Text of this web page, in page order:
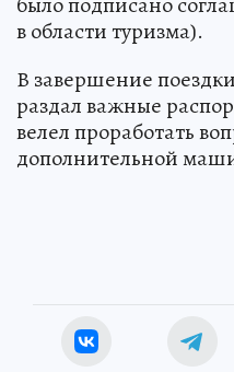
в области туризма).
В завершение
раздал важные
велел проработать
дополнительной